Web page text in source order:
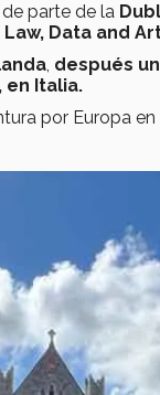
parte de la
Law, Data and
, después
en Italia.
por Europa